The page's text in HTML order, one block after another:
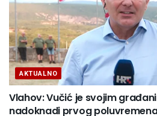
AKTUALNO
Vlahov: Vučić je svojim
nadoknadi prvog